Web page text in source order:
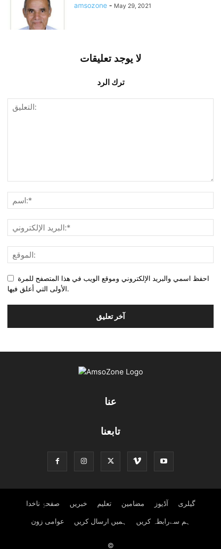
amsozone - May 29, 2021
لا يوجد تعليقات
ترك الرد
احفظ اسمي والبريد الإلكتروني وموقع الويب في هذا المتصفح للمرة
الأولى التي أعلق فيها.
عنا
تابعنا
صفحۂِ ناخدا خبریں تعلیم مضامین آڈیوز گیلری
عوامی زون ہمیں ارسال کریں ہم سےرابطہ کریں
©